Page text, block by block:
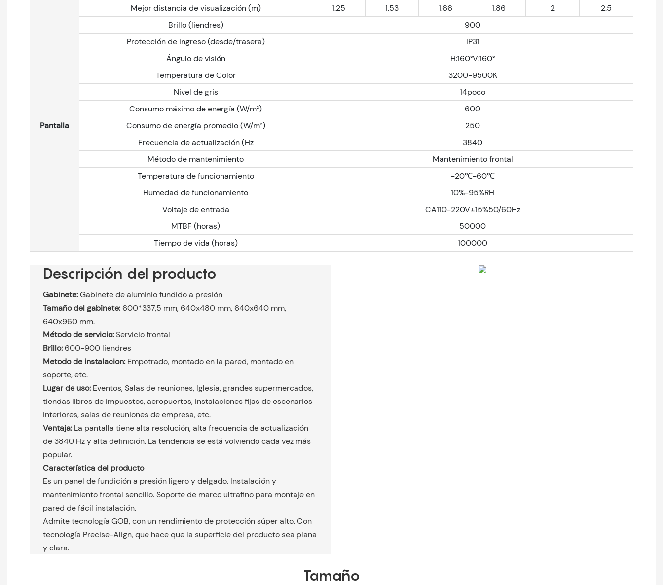
Pantalla
Mejor distancia de visualización (m) 1.25 1.53 1.66 1.86 2
2.5
Brillo (liendres)
900
Protección de ingreso (desde/trasera)
IP31
Ángulo de visión
H:160°V:160°
Temperatura de Color
3200-9500K
Nivel de gris
14poco
Consumo máximo de energía (W/m²)
600
Consumo de energía promedio (W/m²)
250
Frecuencia de actualización (Hz
3840
Método de mantenimiento
Mantenimiento frontal
Temperatura de funcionamiento
-20℃-60℃
Humedad de funcionamiento
10%-95%RH
Voltaje de entrada
CA110-220V±15%50/60Hz
MTBF (horas)
50000
Tiempo de vida (horas)
100000
Descripción del producto
Gabinete:Gabinete de aluminio fundido a presión
Tamaño del gabinete: 600*337,5 mm, 640x480 mm, 640x640 mm,
640x960 mm.
Método de servicio:Servicio frontal
Brillo: 600-900 liendres
Metodo de instalacion: Empotrado, montado en la pared, montado en
soporte, etc.
Lugar de uso: Eventos, Salas de reuniones, Iglesia, grandes supermercados,
tiendas libres de impuestos, aeropuertos, instalaciones fijas de escenarios
interiores, salas de reuniones de empresa, etc.
Ventaja: La pantalla tiene alta resolución, alta frecuencia de actualización
de 3840 Hz y alta definición. La tendencia se está volviendo cada vez más
popular.
Característica del producto
Es un panel de fundición a presión ligero y delgado. Instalación y
mantenimiento frontal sencillo. Soporte de marco ultrafino para montaje en
pared de fácil instalación.
Admite tecnología GOB, con un rendimiento de protección súper alto. Con
tecnología Precise-Align, que hace que la superficie del producto sea plana
y clara.
Tamaño